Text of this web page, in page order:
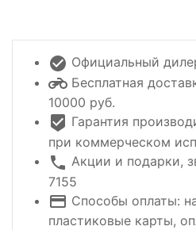
Официальный
Бесплатная
10000 руб.
Гарантия
при коммерческом
Акции и подарки,
7155
Способы оплаты:
пластиковые карты,